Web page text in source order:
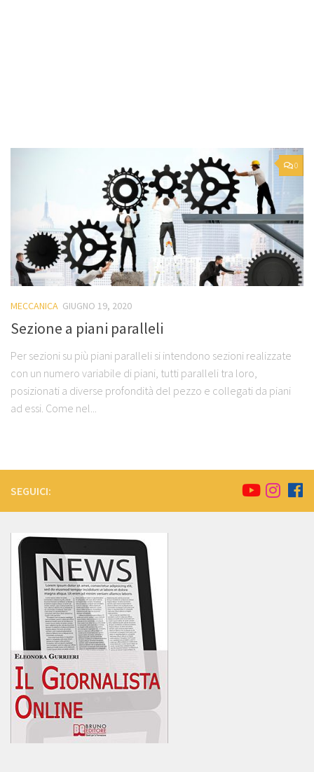
0
MECCANICA GIUGNO 19, 2020
Sezione a piani paralleli
Per sezioni su più piani paralleli si intendono sezioni realizzate
con un numero variabile di piani, tutti paralleli tra loro,
posizionati a diverse profondità del pezzo e collegati da piani
ad essi. Come nel...
SEGUICI: